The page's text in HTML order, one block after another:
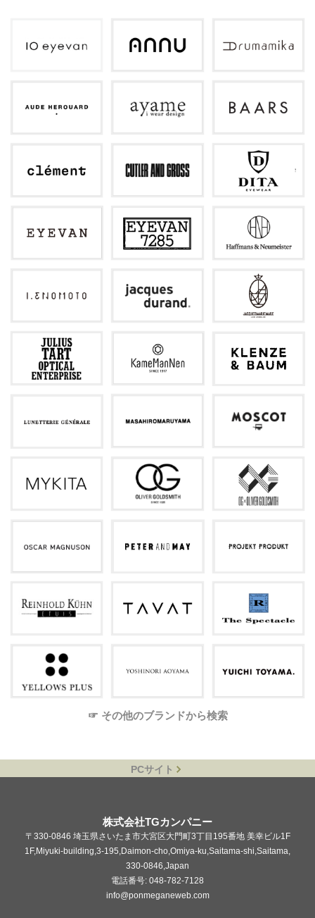
☞ その他のブランドから検索
PCサイト
株式会社TGカンパニー
〒330-0846 埼玉県さいたま市大宮区大門町3丁目195番地 美幸ビル1F
1F,Miyuki-building,3-195,Daimon-cho,Omiya-ku,Saitama-shi,Saitama,
330-0846,Japan
電話番号: 048-782-7128
info@ponmeganeweb.com